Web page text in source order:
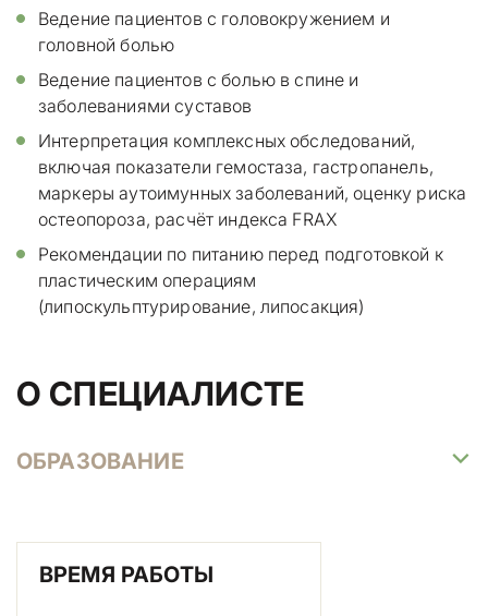
Ведение пациентов с головокружением и
головной болью
Ведение пациентов с болью в спине и
заболеваниями суставов
Интерпретация комплексных обследований,
включая показатели гемостаза, гастропанель,
маркеры аутоимунных заболеваний, оценку риска
остеопороза, расчёт индекса FRAX
Рекомендации по питанию перед подготовкой к
пластическим операциям
(липоскульптурирование, липосакция)
О СПЕЦИАЛИСТЕ
ВРЕМЯ РАБОТЫ
ОБРАЗОВАНИЕ